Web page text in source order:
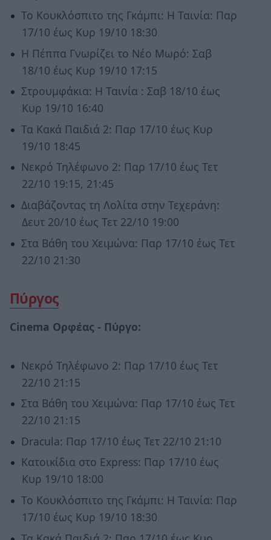
Το Κουκλόσπιτο της Γκάμπι: Η Ταινία: Παρ
17/10 έως Κυρ 19/10 18:30
Η Πέππα Γνωρίζει το Νέο Μωρό: Σαβ
18/10 έως Κυρ 19/10 17:15
Στρουμφάκια: Η Ταινία : Σαβ 18/10 έως
Κυρ 19/10 16:40
Τα Κακά Παιδιά 2: Παρ 17/10 έως Κυρ
19/10 18:45
Νεκρό Τηλέφωνο 2: Παρ 17/10 έως Τετ
22/10 19:15, 21:45
Διαβάζοντας τη Λολίτα στην Τεχεράνη:
Δευτ 20/10 έως Τετ 22/10 19:00
Στα Βάθη του Χειμώνα: Παρ 17/10 έως Τετ
22/10 21:30
Πύργος
Cinema Ορφέας - Πύργο:
Νεκρό Τηλέφωνο 2: Παρ 17/10 έως Τετ
22/10 21:15
Στα Βάθη του Χειμώνα: Παρ 17/10 έως Τετ
22/10 21:15
Dracula: Παρ 17/10 έως Τετ 22/10 21:10
Κατοικίδια στο Express: Παρ 17/10 έως
Κυρ 19/10 18:00
Το Κουκλόσπιτο της Γκάμπι: Η Ταινία: Παρ
17/10 έως Κυρ 19/10 18:30